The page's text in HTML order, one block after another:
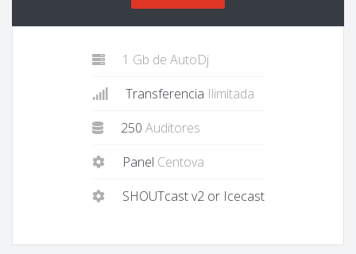
1 Gb de AutoDj
Transferencia Ilimitada
250 Auditores
Panel Centova
SHOUTcast v2 or Icecast